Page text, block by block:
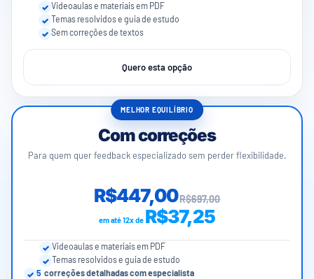
Videoaulas e materiais em PDF
Temas resolvidos e guia de estudo
Sem correções de textos
Quero esta opção
MELHOR EQUILÍBRIO
Com correções
Para quem quer feedback especializado sem perder flexibilidade.
R$447,00R$697,00
em até 12x de R$37,25
Videoaulas e materiais em PDF
Temas resolvidos e guia de estudo
5 correções detalhadas com especialista